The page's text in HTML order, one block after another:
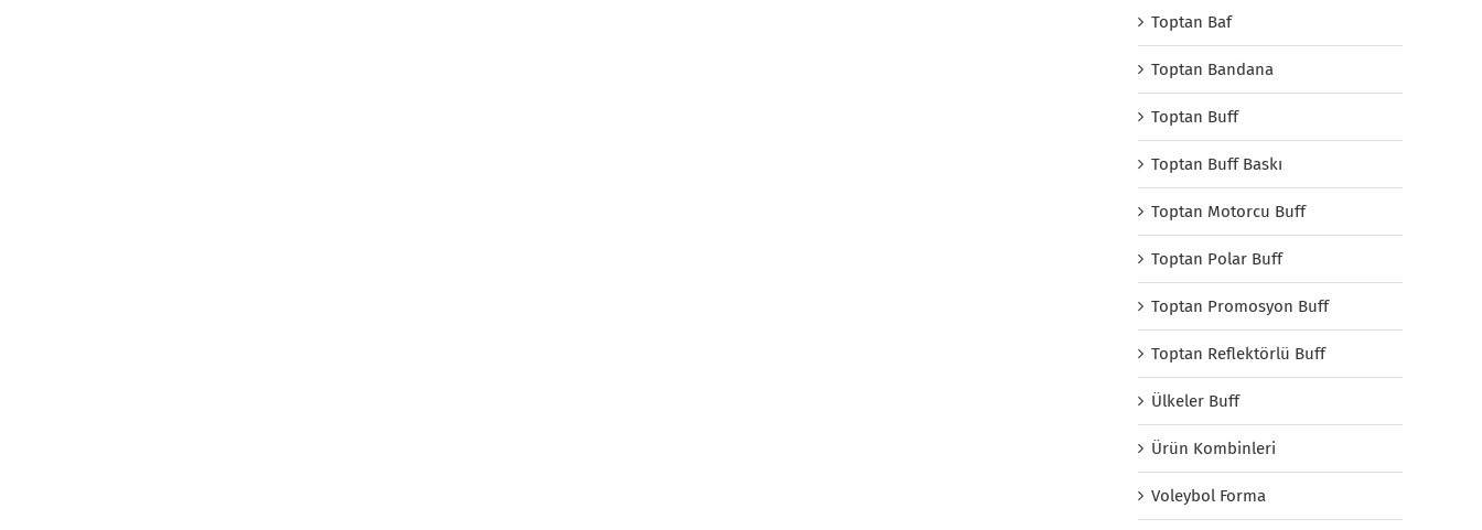
Toptan Baf
Toptan Bandana
Toptan Buff
Toptan Buff Baskı
Toptan Motorcu Buff
Toptan Polar Buff
Toptan Promosyon Buff
Toptan Reflektörlü Buff
Ülkeler Buff
Ürün Kombinleri
Voleybol Forma